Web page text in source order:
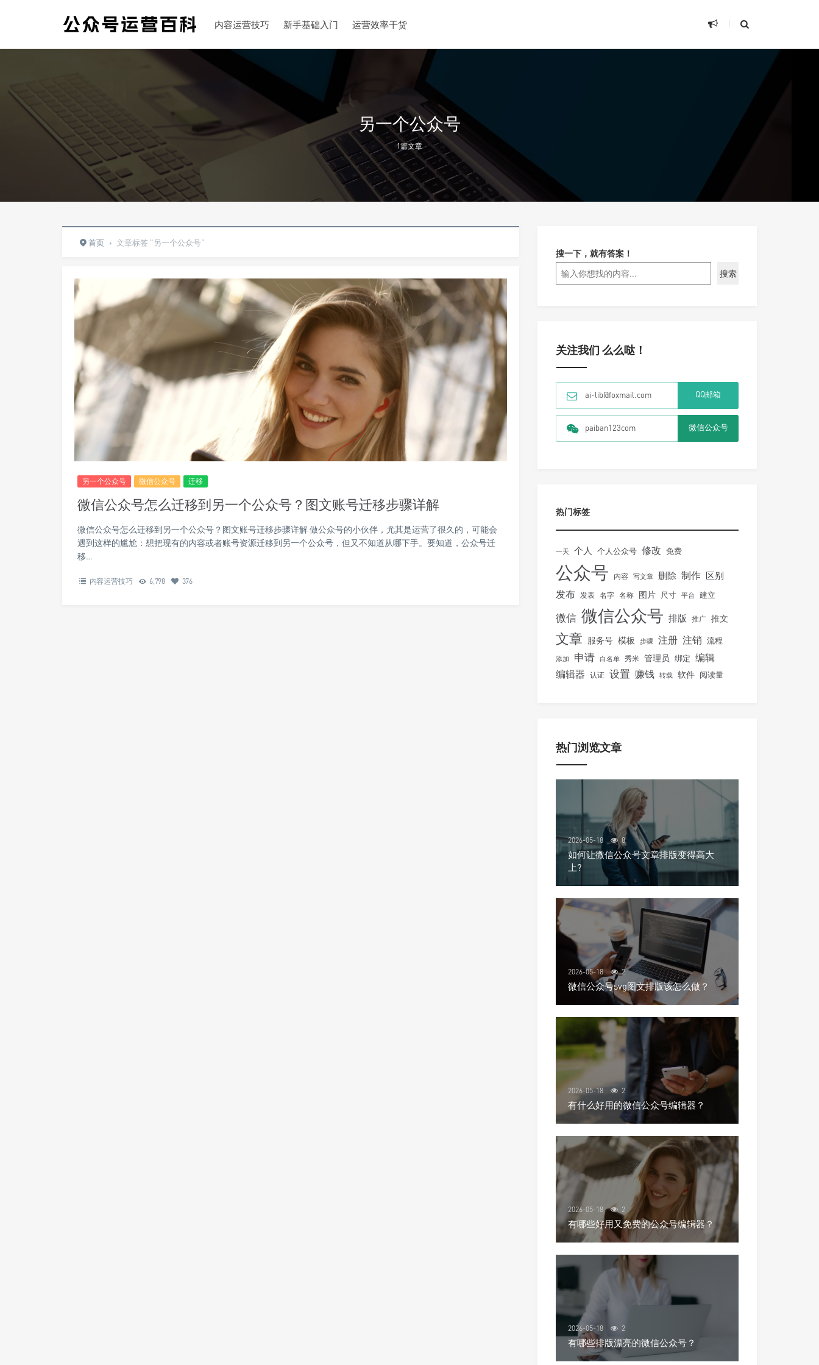
内容运营技巧 新手基础入门 运营效率干货
另一个公众号
1篇文章
首页 › 文章标签 "另一个公众号"
另一个公众号 微信公众号 迁移
微信公众号怎么迁移到另一个公众号？图文账号迁移步骤详解
微信公众号怎么迁移到另一个公众号？图文账号迁移步骤详解 做公众号的小伙伴，尤其是运营了很久的，可能会
遇到这样的尴尬：想把现有的内容或者账号资源迁移到另一个公众号，但又不知道从哪下手。要知道，公众号迁
移…
内容运营技巧 6,798 376
搜一下，就有答案！
搜索
关注我们 么么哒！
ai-lib@foxmail.com QQ邮箱
paiban123com 微信公众号
热门标签
一天 个人 个人公众号 修改 免费
公众号 内容 写文章 删除 制作 区别
发布 发表 名字 名称 图片 尺寸 平台 建立
微信 微信公众号 排版 推广 推文
文章 服务号 模板 步骤 注册 注销 流程
添加 申请 白名单 秀米 管理员 绑定 编辑
编辑器
认证 设置 赚钱 转载 软件 阅读量
热门浏览文章
2026-05-18 8
如何让微信公众号文章排版变得高大
上?
2026-05-18 2
微信公众号svg图文排版该怎么做？
2026-05-18 2
有什么好用的微信公众号编辑器？
2026-05-18 2
有哪些好用又免费的公众号编辑器？
2026-05-18 2
有哪些排版漂亮的微信公众号？